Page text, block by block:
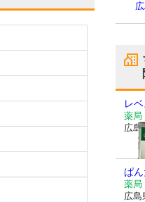
レ
薬局
広島
ぱ
薬局
広島